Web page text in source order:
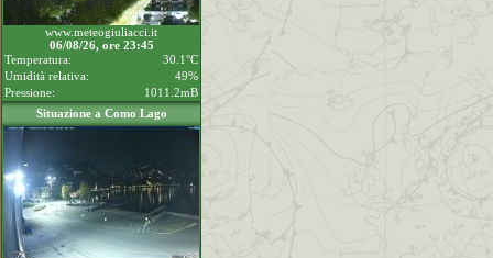
www.meteogiuliacci.it
06/08/26, ore 23:45
Temperatura:
30.1°C
Umidità relativa:
49%
Pressione:
1011.2mB
Situazione a Como Lago